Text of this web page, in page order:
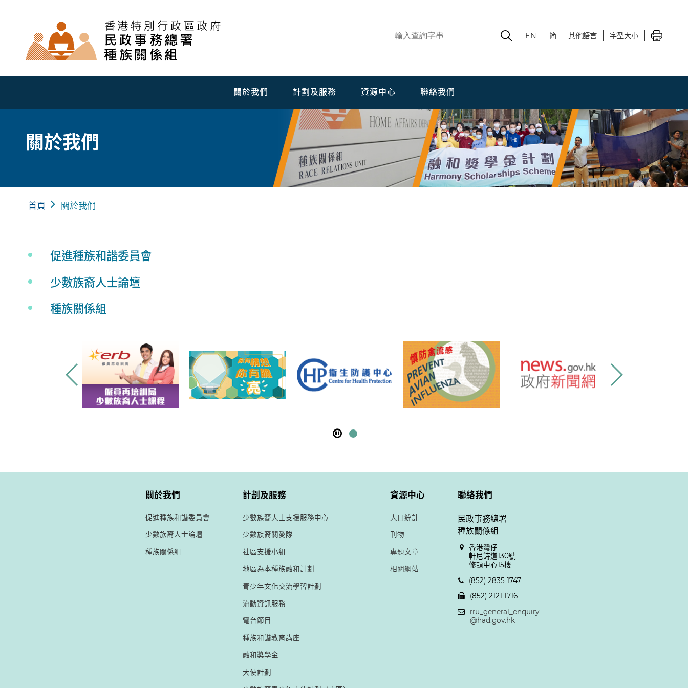
EN 简 其他語言 字型大小
關於我們 計劃及服務 資源中心 聯絡我們
關於我們
首頁 關於我們
促進種族和諧委員會
少數族裔人士論壇
種族關係組
關於我們
促進種族和諧委員會
少數族裔人士論壇
種族關係組
計劃及服務
少數族裔人士支援服務中心
少數族裔關愛隊
社區支援小組
地區為本種族融和計劃
青少年文化交流學習計劃
流動資訊服務
電台節目
種族和諧教育講座
融和獎學金
大使計劃
資源中心
人口統計
刊物
專題文章
相關網站
聯絡我們
民政事務總署
種族關係組
香港灣仔
軒尼詩道130號
修頓中心15樓
(852) 2835 1747
(852) 2121 1716
rru_general_enquiry
@had.gov.hk